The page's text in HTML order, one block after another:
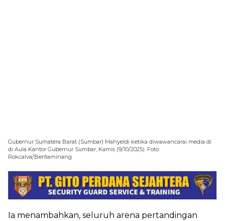
Gubernur Sumatera Barat (Sumbar) Mahyeldi ketika diwawancarai media di
di Aula Kantor Gubernur Sumbar, Kamis (9/10/2025). Foto:
Rokcalva/Beritaminang
Ia menambahkan, seluruh arena pertandingan